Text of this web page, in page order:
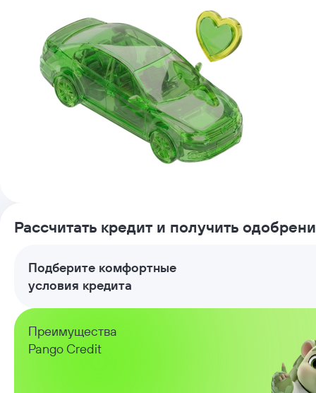
Рассчитать кредит и получить
Подберите комфортные
условия кредита
Преимущества
Pango Credit